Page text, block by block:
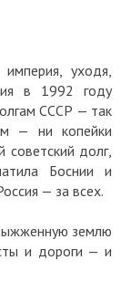
уходя,
в 1992 году
СССР — так
— ни копейки
советский долг,
Боснии и
— за всех.
землю
и дороги — и